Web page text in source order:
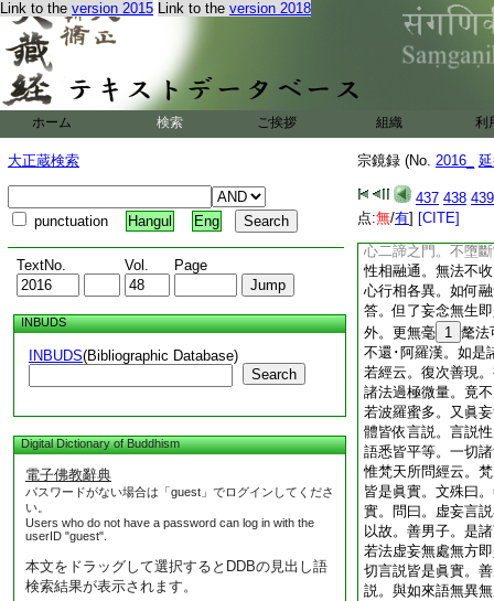
Link to the version 2015 Link to the version 2018
ホーム 検索 ご挨拶 組織 利
大正蔵検索
punctuation Hangul Eng
TextNo. Vol. Page
INBUDS
INBUDS(Bibliographic Database)
Search
Digital Dictionary of Buddhism
電子佛教辭典
パスワードがない場合は「guest」でログインしてくださ
い。
Users who do not have a password can log in with the
userID "guest".
本文をドラッグして選択するとDDBの見出し語
検索結果が表示されます。
宗鏡録 (No. 2016_
437 438 439
点:無/有] [CITE]
眞體不無。又自眞
心不藉妄縁。性自
説。又隨無明風作
異。亦名自眞相。
來藏是善不善因。
兒變現諸趣。是以
知心性即如來藏。
諸法勝義。亦即是
實性。明知天親亦
釋論之人。唯立不
總上諸義皆是眞妄
心二諦之門。不墮
性相融通。無法不
心行相各異。如何
答。但了妄念無生
外。更無毫 1 氂法
不還･阿羅漢。如是
若經云。復次善現
諸法過極微量。竟
若波羅蜜多。又眞
體皆依言説。言説
語悉皆平等。一切
惟梵天所問經云。
皆是眞實。文殊曰
實。問曰。虚妄言
以故。善男子。是
若法虚妄無處無方
切言説皆是眞實。
説。與如來語無異